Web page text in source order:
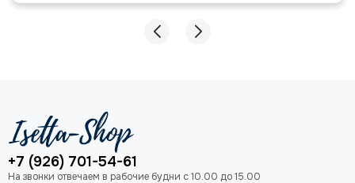
+7 (926) 701-54-61